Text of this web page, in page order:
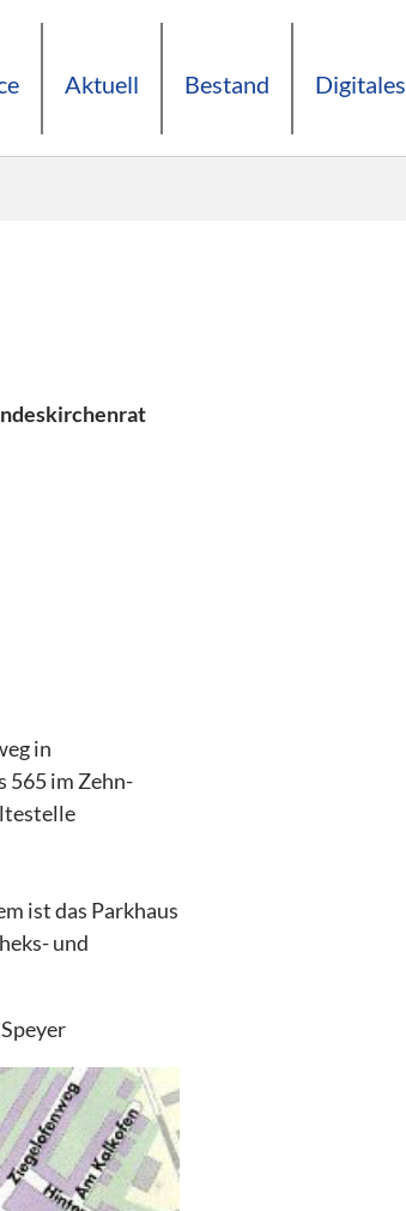
Aktuell Bestand Digitales
in
565 im Zehn-
ist das Parkhaus
und